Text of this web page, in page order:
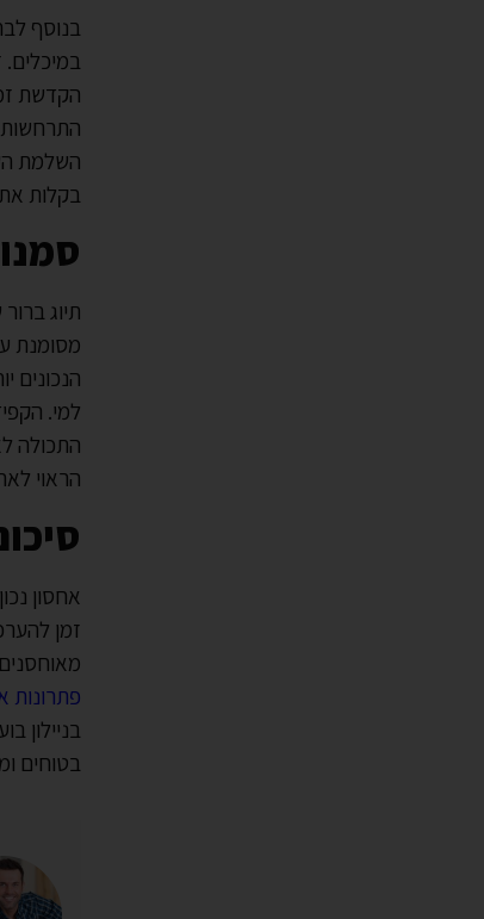
בנוסף
במיכלים.
הקדשת
התרחשות
השלמת
בקלות
תיוג
מסומנת
הנכונים
למי.
התכולה
הראוי
אחסון
זמן
בניילון
בטוחים